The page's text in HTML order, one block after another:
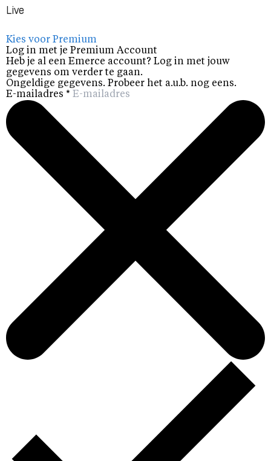
Live
Kies voor Premium
Log in met je Premium Account
Heb je al een Emerce account? Log in met jouw
gegevens om verder te gaan.
Ongeldige gegevens. Probeer het a.u.b. nog eens.
E-mailadres *